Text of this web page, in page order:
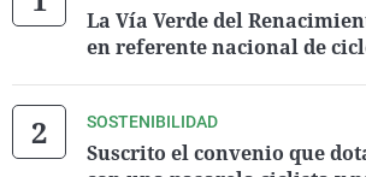
La Vía Verde del
en referente nacional de
SOSTENIBILIDAD
Suscrito el convenio que